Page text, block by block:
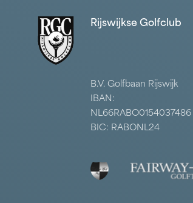
Rijswijkse Golfclub
B.V. Golfbaan Rijswijk
IBAN:
NL66RABO0154037486
BIC: RABONL24